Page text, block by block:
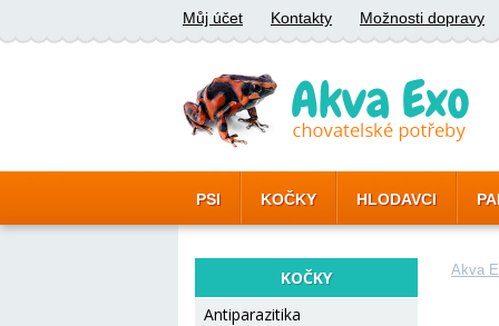
Můj účet Kontakty Možnosti dopravy
PSI KOČKY HLODAVCI
KOČKY
Antiparazitika
Akva